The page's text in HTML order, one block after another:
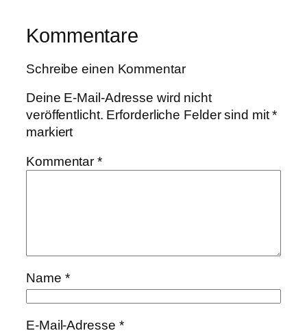
Kommentare
Schreibe einen Kommentar
Deine E-Mail-Adresse wird nicht
veröffentlicht. Erforderliche Felder sind mit*
markiert
Kommentar*
Name *
E-Mail-Adresse *